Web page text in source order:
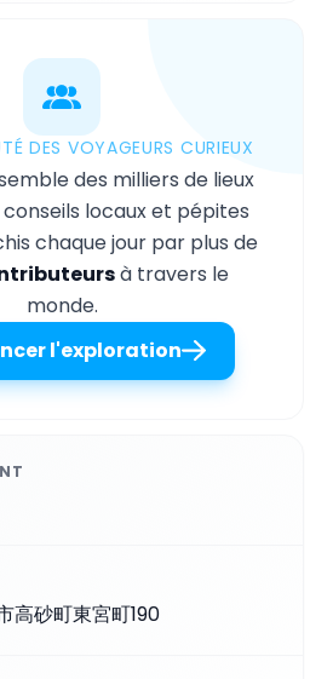
DES VOYAGEURS CURIEUX
des milliers de lieux
locaux et pépites
chaque jour par plus de
à travers le
monde.
l'exploration
高砂町東宮町190